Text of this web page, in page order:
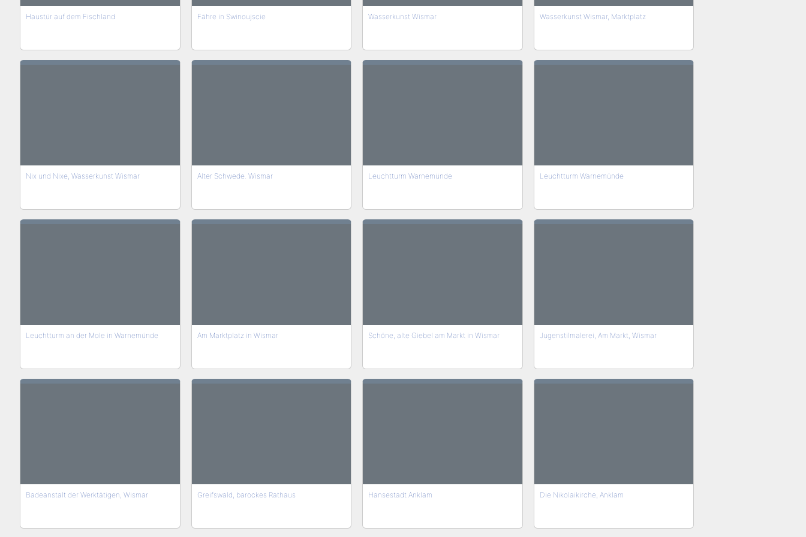
Haustür auf dem Fischland Fähre in Swinoujscie Wasserkunst Wismar Wasserkunst Wismar, Marktplatz
Nix und Nixe, Wasserkunst Wismar Alter Schwede. Wismar Leuchtturm Warnemünde Leuchtturm Warnemünde
Leuchtturm an der Mole in Warnemünde Am Marktplatz in Wismar Schöne, alte Giebel am Markt in Wismar Jugenstilmalerei, Am Markt, Wismar
Badeanstalt der Werktätigen, Wismar Greifswald, barockes Rathaus Hansestadt Anklam Die Nikolaikirche, Anklam